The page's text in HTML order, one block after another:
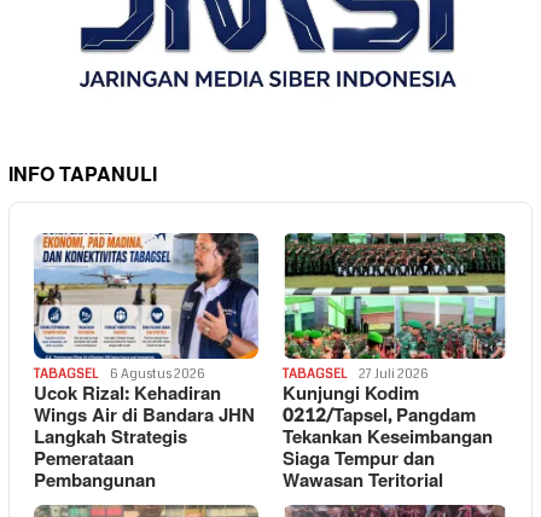
INFO TAPANULI
TABAGSEL 6 Agustus 2026
Ucok Rizal: Kehadiran
Wings Air di Bandara JHN
Langkah Strategis
Pemerataan
Pembangunan
TABAGSEL 27 Juli 2026
Kunjungi Kodim
0212/Tapsel, Pangdam
Tekankan Keseimbangan
Siaga Tempur dan
Wawasan Teritorial